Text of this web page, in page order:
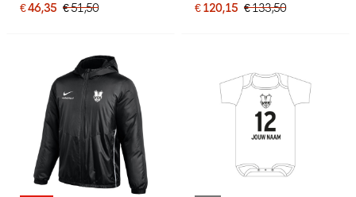
€ 46,35 € 51,50 € 120,15 € 133,50